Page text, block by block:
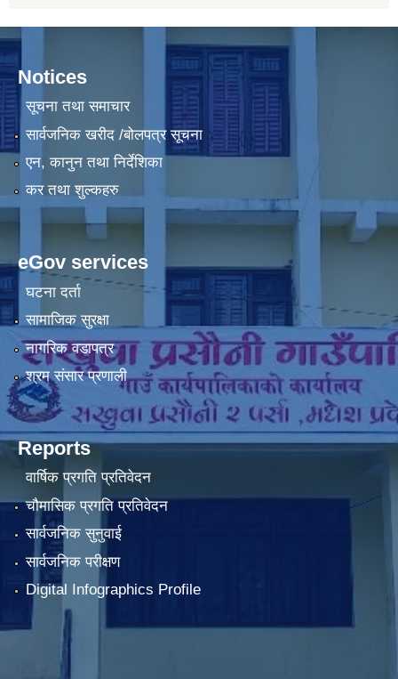
Notices
सूचना तथा समाचार
सार्वजनिक खरीद /बोलपत्र सूचना
एन, कानुन तथा निर्देशिका
कर तथा शुल्कहरु
eGov services
घटना दर्ता
सामाजिक सुरक्षा
नागरिक वडापत्र
श्रम संसार प्रणाली
Reports
वार्षिक प्रगति प्रतिवेदन
चौमासिक प्रगति प्रतिवेदन
सार्वजनिक सुनुवाई
सार्वजनिक परीक्षण
Digital Infographics Profile